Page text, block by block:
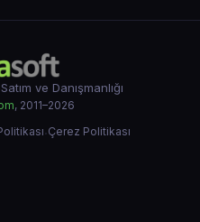
ve Danışmanlığı
, 2011–2026
·Çerez Politikası